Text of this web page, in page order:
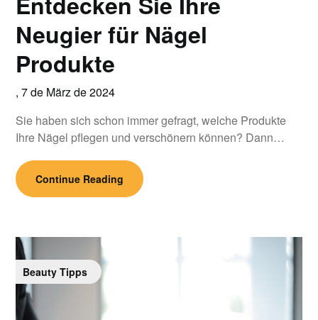
Neugier für Nägel
Produkte
,7 de März de 2024
Sie haben sich schon immer gefragt, welche Produkte
Ihre Nägel pflegen und verschönern können? Dann…
Continue Reading
Beauty Tipps